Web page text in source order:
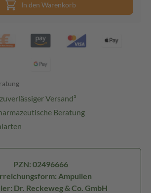
In den Warenkorb
Versand³
Beratung
PZN: 02496666
Ampullen
Dr. Reckeweg & Co. GmbH